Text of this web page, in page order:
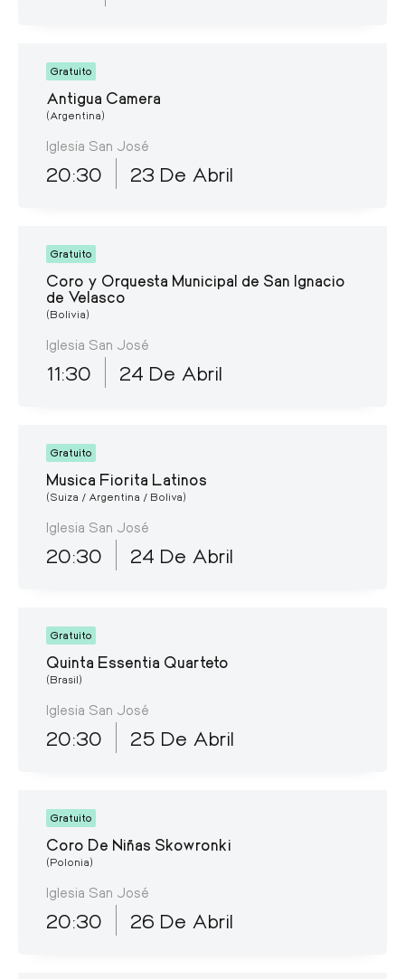
Gratuito
Antigua Camera
(Argentina)
Iglesia San José
20:30 23 De Abril
Gratuito
Coro y Orquesta Municipal de San Ignacio
de Velasco
(Bolivia)
Iglesia San José
11:30 24 De Abril
Gratuito
Musica Fiorita Latinos
(Suiza / Argentina / Boliva)
Iglesia San José
20:30 24 De Abril
Gratuito
Quinta Essentia Quarteto
(Brasil)
Iglesia San José
20:30 25 De Abril
Gratuito
Coro De Niñas Skowronki
(Polonia)
Iglesia San José
20:30 26 De Abril